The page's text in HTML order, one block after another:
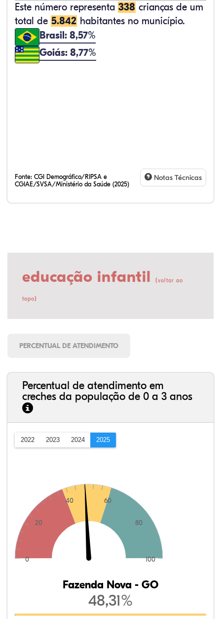
Este número representa 338 crianças de um
total de 5.842 habitantes no município.
Brasil: 8,57%
Goiás: 8,77%
Fonte: CGI Demográfico/RIPSA e
CGIAE/SVSA/Ministério da Saúde (2025)
Notas Técnicas
educação infantil (voltar ao
topo)
PERCENTUAL DE ATENDIMENTO
Percentual de atendimento em
creches da população de 0 a 3 anos
2022 2023 2024 2025
0
20
40 60
80
100
Fazenda Nova - GO
48,31%